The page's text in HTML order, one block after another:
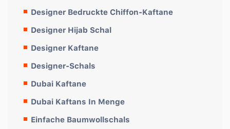
Designer Bedruckte Chiffon-Kaftane
Designer Hijab Schal
Designer Kaftane
Designer-Schals
Dubai Kaftane
Dubai Kaftans In Menge
Einfache Baumwollschals